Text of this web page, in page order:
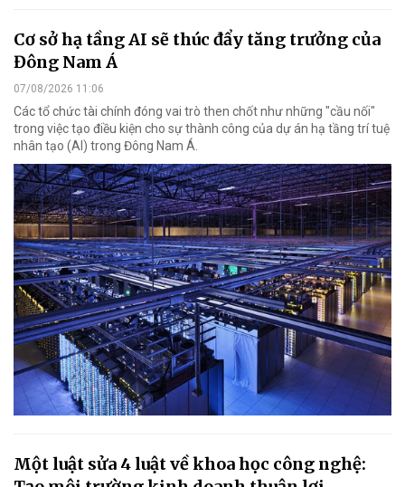
Cơ sở hạ tầng AI sẽ thúc đẩy tăng trưởng của
Đông Nam Á
07/08/2026 11:06
Các tổ chức tài chính đóng vai trò then chốt như những "cầu nối"
trong việc tạo điều kiện cho sự thành công của dự án hạ tầng trí tuệ
nhân tạo (AI) trong Đông Nam Á.
Một luật sửa 4 luật về khoa học công nghệ: